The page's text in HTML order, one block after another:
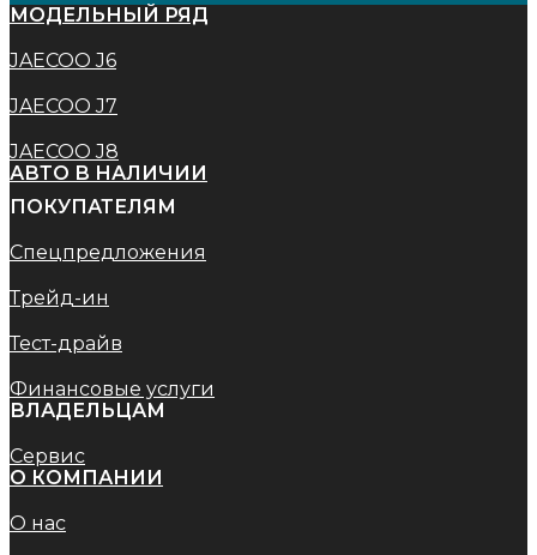
МОДЕЛЬНЫЙ РЯД
JAECOO J6
JAECOO J7
JAECOO J8
АВТО В НАЛИЧИИ
ПОКУПАТЕЛЯМ
Спецпредложения
Трейд-ин
Тест-драйв
Финансовые услуги
ВЛАДЕЛЬЦАМ
Сервис
O КОМПАНИИ
О нас